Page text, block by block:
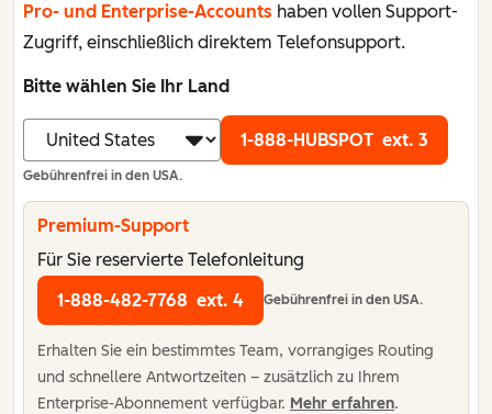
Pro- und Enterprise-Accounts haben vollen Support-
Zugriff, einschließlich direktem Telefonsupport.
Bitte wählen Sie Ihr Land
1-888-HUBSPOT ext. 3
Gebührenfrei in den USA.
Premium-Support
Für Sie reservierte Telefonleitung
1-888-482-7768 ext. 4 Gebührenfrei in den USA.
Erhalten Sie ein bestimmtes Team, vorrangiges Routing
und schnellere Antwortzeiten – zusätzlich zu Ihrem
Enterprise-Abonnement verfügbar. Mehr erfahren.